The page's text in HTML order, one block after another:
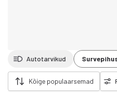
Autotarvikud
Kõige populaarsemad
filtrid